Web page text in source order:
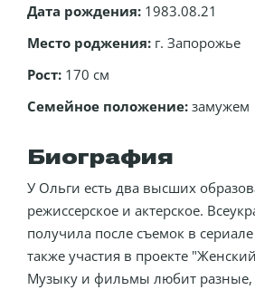
Дата рождения: 1983.08.21
Место роджения: г. Запорожье
Рост: 170 см
Семейное положение: замужем
Биография
У Ольги есть два высших
режиссерское и актерское.
получила после съемок в
также участия в проекте
Музыку и фильмы любит разные,